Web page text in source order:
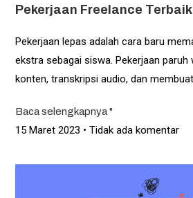
Pekerjaan Freelance
Pekerjaan lepas adalah cara baru
ekstra sebagai siswa. Pekerjaan
konten, transkripsi audio, dan membuat
Baca selengkapnya "
15 Maret 2023 Tidak ada komentar